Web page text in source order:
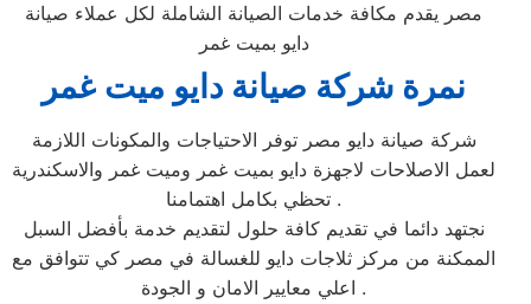
مصر يقدم مكافة خدمات الصيانة الشاملة لكل عملاء صيانة
دايو بميت غمر
نمرة شركة صيانة دايو ميت غمر
شركة صيانة دايو مصر توفر الاحتياجات والمكونات اللازمة
لعمل الاصلاحات لاجهزة دايو بميت غمر وميت غمر والاسكندرية
تحظي بكامل اهتمامنا .
نجتهد دائما في تقديم كافة حلول لتقديم خدمة بأفضل السبل
الممكنة من مركز ثلاجات دايو للغسالة في مصر كي تتوافق مع
اعلي معايير الامان و الجودة .